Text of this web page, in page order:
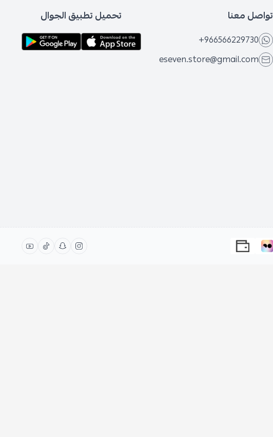
تواصل معنا
+966566229730
eseven.store@gmail.com
تحميل تطبيق الجوال